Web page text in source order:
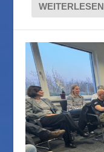
WEITERLESEN